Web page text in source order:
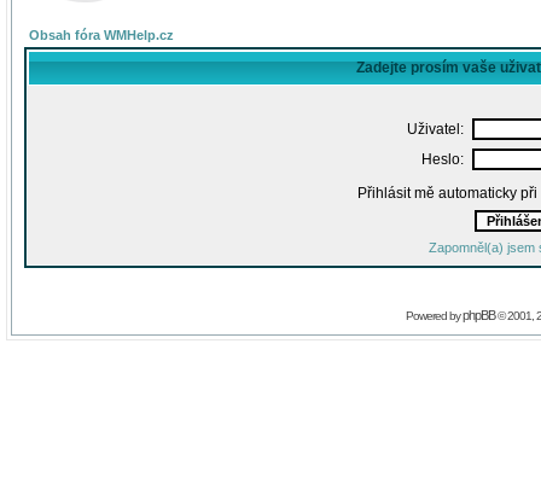
Obsah fóra WMHelp.cz
Zadejte prosím vaše
Uživatel:
Heslo:
Přihlásit mě automaticky
Zapomněl(a) jsem
Powered byphpBB© 2001,